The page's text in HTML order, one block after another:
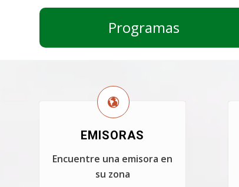
Programas
EMISORAS
Encuentre una emisora en
su zona